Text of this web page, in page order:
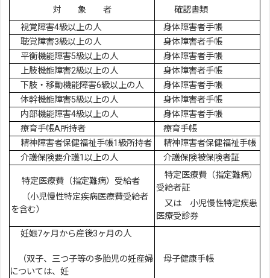
対 象 者
確認書類
視覚障害4級以上の人
身体障害者手帳
聴覚障害3級以上の人
身体障害者手帳
平衡機能障害5級以上の人
身体障害者手帳
上肢機能障害2級以上の人
身体障害者手帳
下肢・移動機能障害6級以上の人
身体障害者手帳
体幹機能障害5級以上の人
身体障害者手帳
内部機能障害4級以上の人
身体障害者手帳
療育手帳A所持者
療育手帳
精神障害者保健福祉手帳1級所持者
精神障害者保健福祉手帳
介護保険要介護1以上の人
介護保険被保険者証
特定医療費（指定難病）受給者
（小児慢性特定疾病医療費受給者
を含む）
特定医療費（指定難病）
受給者証
又は 小児慢性特定疾患
医療受診券
妊娠7ヶ月から産後3ヶ月の人
（双子、三つ子等の多胎児の妊産婦
については、妊
母子健康手帳